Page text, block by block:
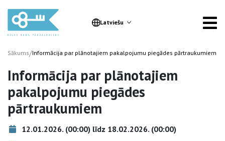
Latviešu
Sākums/Informācija par plānotajiem pakalpojumu piegādes pārtraukumiem
Informācija par plānotajiem
pakalpojumu piegādes
pārtraukumiem
12.01.2026. (00:00) līdz 18.02.2026. (00:00)